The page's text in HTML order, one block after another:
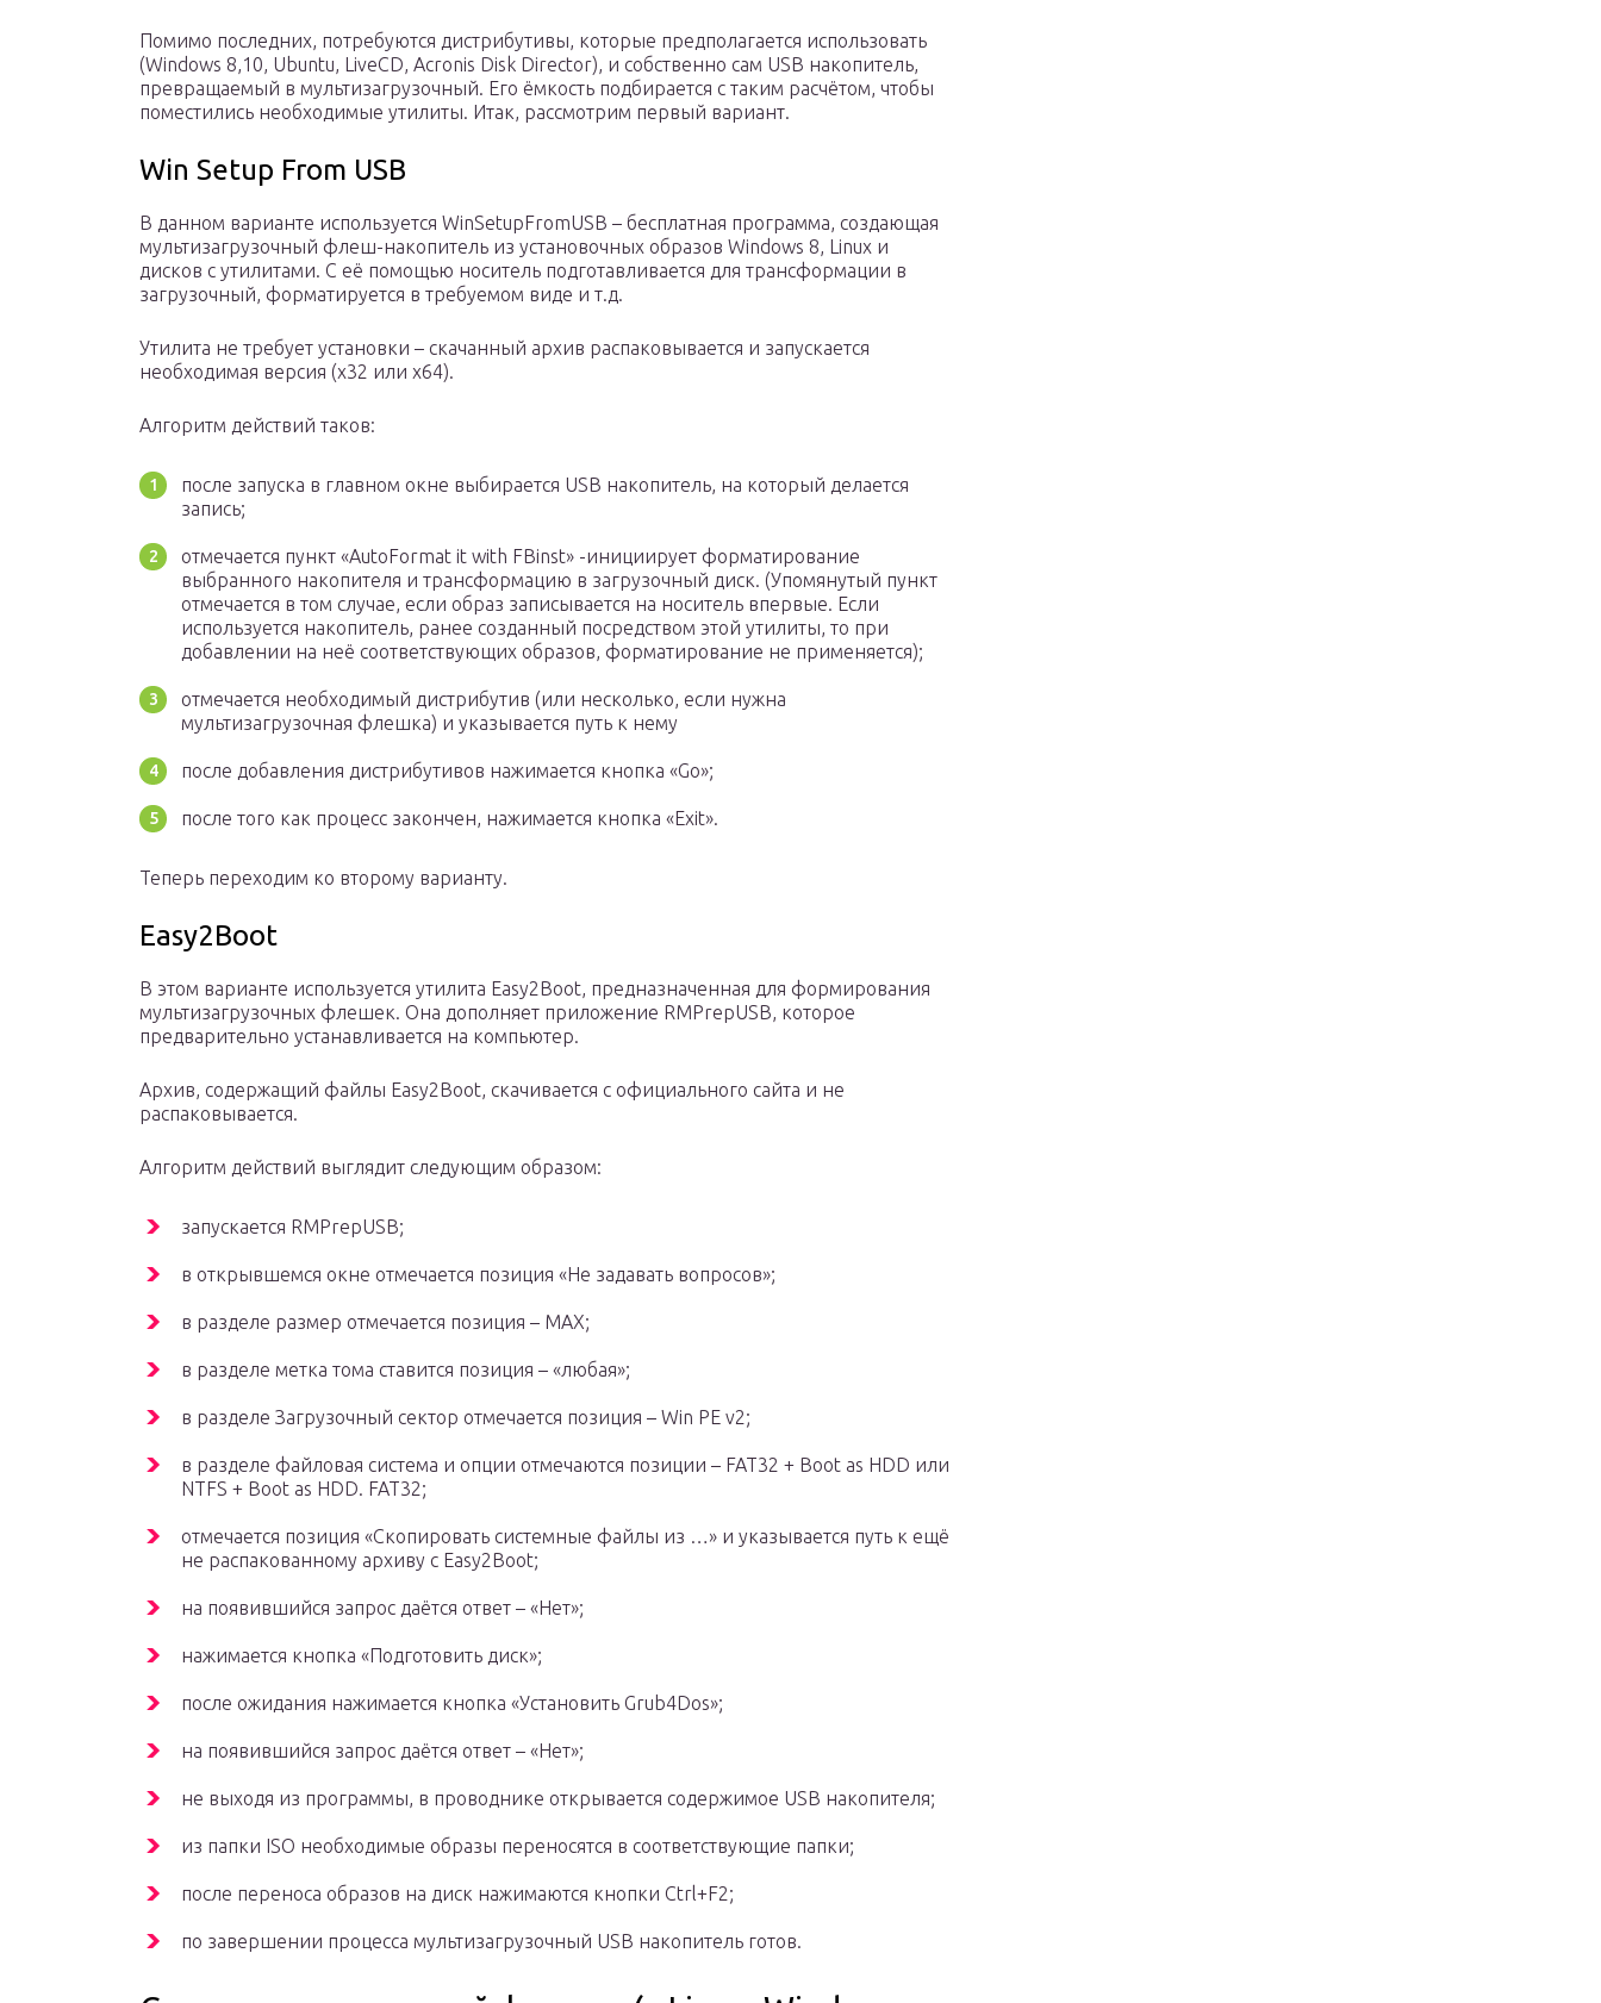
Помимо последних, потребуются дистрибутивы, которые предполагается использовать
(Windows 8,10, Ubuntu, LiveCD, Acronis Disk Director), и собственно сам USB накопитель,
превращаемый в мультизагрузочный. Его ёмкость подбирается с таким расчётом, чтобы
поместились необходимые утилиты. Итак, рассмотрим первый вариант.
Win Setup From USB
В данном варианте используется WinSetupFromUSB – бесплатная программа, создающая
мультизагрузочный флеш-накопитель из установочных образов Windows 8, Linux и
дисков с утилитами. С её помощью носитель подготавливается для трансформации в
загрузочный, форматируется в требуемом виде и т.д.
Утилита не требует установки – скачанный архив распаковывается и запускается
необходимая версия (х32 или x64).
Алгоритм действий таков:
после запуска в главном окне выбирается USB накопитель, на который делается
запись;
отмечается пункт «AutoFormat it with FBinst» -инициирует форматирование
выбранного накопителя и трансформацию в загрузочный диск. (Упомянутый пункт
отмечается в том случае, если образ записывается на носитель впервые. Если
используется накопитель, ранее созданный посредством этой утилиты, то при
добавлении на неё соответствующих образов, форматирование не применяется);
отмечается необходимый дистрибутив (или несколько, если нужна
мультизагрузочная флешка) и указывается путь к нему
после добавления дистрибутивов нажимается кнопка «Go»;
после того как процесс закончен, нажимается кнопка «Exit».
Теперь переходим ко второму варианту.
Easy2Boot
В этом варианте используется утилита Easy2Boot, предназначенная для формирования
мультизагрузочных флешек. Она дополняет приложение RMPrepUSB, которое
предварительно устанавливается на компьютер.
Архив, содержащий файлы Easy2Boot, скачивается с официального сайта и не
распаковывается.
Алгоритм действий выглядит следующим образом:
запускается RMPrepUSB;
в открывшемся окне отмечается позиция «Не задавать вопросов»;
в разделе размер отмечается позиция – MAX;
в разделе метка тома ставится позиция – «любая»;
в разделе Загрузочный сектор отмечается позиция – Win PE v2;
в разделе файловая система и опции отмечаются позиции – FAT32 + Boot as HDD или
NTFS + Boot as HDD. FAT32;
отмечается позиция «Скопировать системные файлы из …» и указывается путь к ещё
не распакованному архиву с Easy2Boot;
на появившийся запрос даётся ответ – «Нет»;
нажимается кнопка «Подготовить диск»;
после ожидания нажимается кнопка «Установить Grub4Dos»;
на появившийся запрос даётся ответ – «Нет»;
не выходя из программы, в проводнике открывается содержимое USB накопителя;
из папки ISO необходимые образы переносятся в соответствующие папки;
после переноса образов на диск нажимаются кнопки Ctrl+F2;
по завершении процесса мультизагрузочный USB накопитель готов.